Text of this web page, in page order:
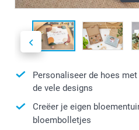
Personaliseer de hoes
de vele designs
Creëer je eigen
bloembolletjes